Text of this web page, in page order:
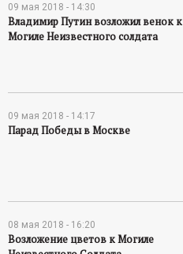
09 мая 2018 - 14:30
Владимир Путин возложил венок к
Могиле Неизвестного солдата
09 мая 2018 - 14:17
Парад Победы в Москве
08 мая 2018 - 16:20
Возложение цветов к Могиле